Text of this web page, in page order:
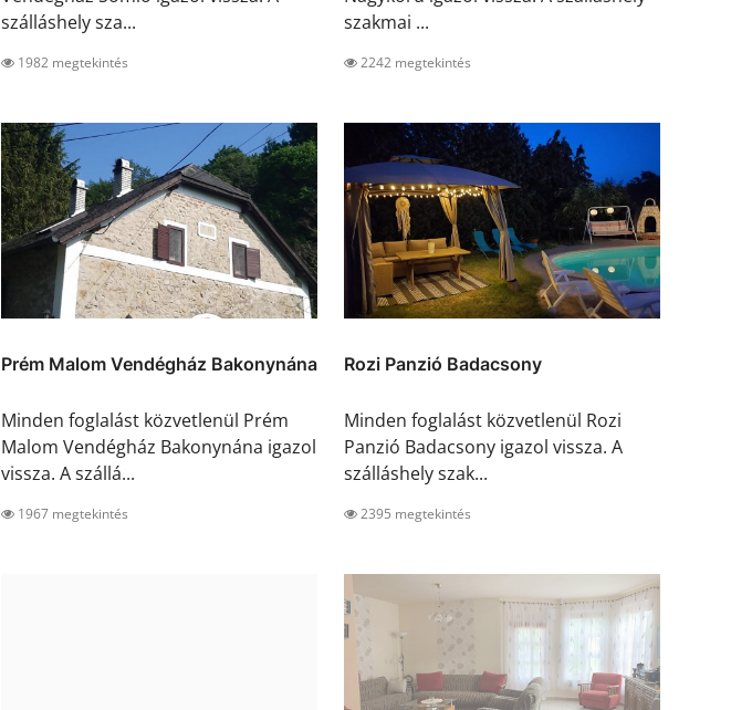
szálláshely sza...
1982 megtekintés
szakmai ...
2242 megtekintés
Prém Malom Vendégház Bakonynána
Minden foglalást közvetlenül Prém
Malom Vendégház Bakonynána igazol
vissza. A szállá...
1967 megtekintés
Rozi Panzió Badacsony
Minden foglalást közvetlenül Rozi
Panzió Badacsony igazol vissza. A
szálláshely szak...
2395 megtekintés